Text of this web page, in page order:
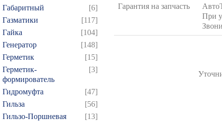
Габаритный
[6]
Газматики
[117]
Гайка
[104]
Генератор
[148]
Герметик
[15]
Герметик-
формирователь
[3]
Гидромуфта
[47]
Гильза
[56]
Гильзо-Поршневая
[13]
Гарантия на запчасть
При